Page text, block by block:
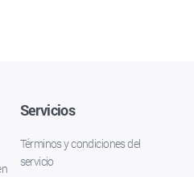
Servicios
Términos y condiciones del
servicio